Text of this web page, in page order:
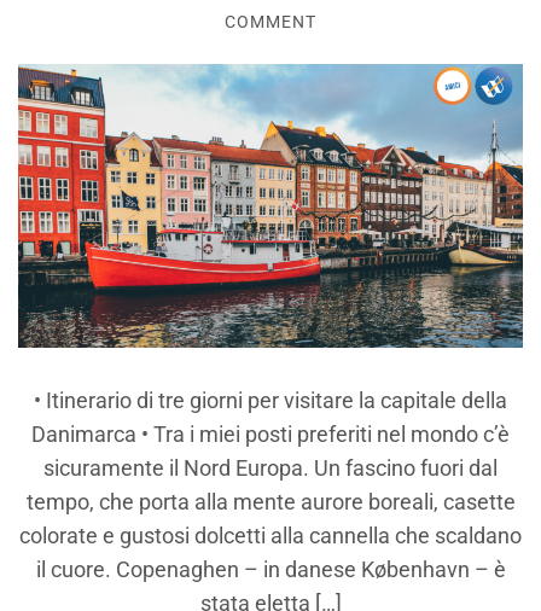
COMMENT
• Itinerario di tre giorni per visitare la capitale della
Danimarca • Tra i miei posti preferiti nel mondo c’è
sicuramente il Nord Europa. Un fascino fuori dal
tempo, che porta alla mente aurore boreali, casette
colorate e gustosi dolcetti alla cannella che scaldano
il cuore. Copenaghen – in danese København – è
stata eletta […]